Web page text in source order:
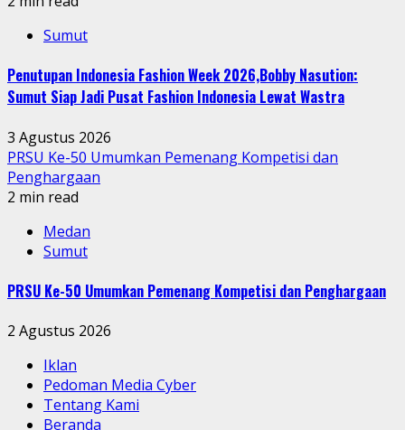
Sumut
Penutupan Indonesia Fashion Week 2026,Bobby Nasution:
Sumut Siap Jadi Pusat Fashion Indonesia Lewat Wastra
3 Agustus 2026
PRSU Ke-50 Umumkan Pemenang Kompetisi dan
Penghargaan
2 min read
Medan
Sumut
PRSU Ke-50 Umumkan Pemenang Kompetisi dan Penghargaan
2 Agustus 2026
Iklan
Pedoman Media Cyber
Tentang Kami
Beranda